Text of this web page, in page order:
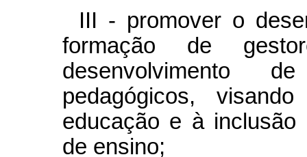
III - promover o
formação de
desenvolvimento
pedagógicos,
educação e à
de ensino;